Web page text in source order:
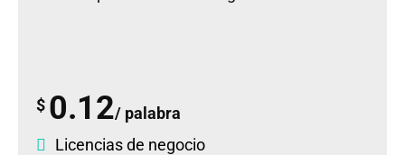
$ 0.12/ palabra
Licencias de negocio